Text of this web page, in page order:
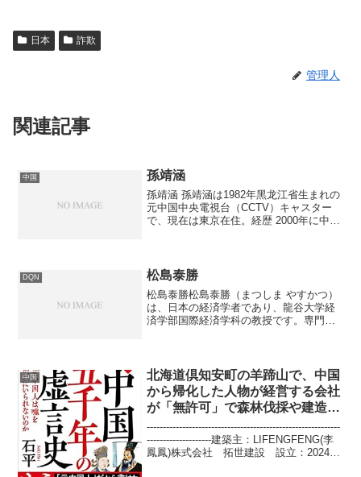
日本 詐欺
管理人
関連記事
中国 孫靖涵
孫靖涵 孫靖涵は1982年黑龙江省生まれの
元中国中央電視台（CCTV）キャスター
で、現在は東京在住。​経歴 2000年に中国
DQN 松島泰勝
松島泰勝松島泰勝（まつしま やすかつ）
は、日本の経済学者であり、龍谷大学経
済学部国際経済学科の教授です。専門分
研究を続けています。ま...
中国
北海道倶知安町の羊蹄山で、中国
から帰化した人物が経営する会社
が「無許可」で森林伐採や建造物
------------------------------------------------------------
--------------------建築主：LIFENGFENG(李
鳳鳳)株式会社 拓世建設 設立：2024年